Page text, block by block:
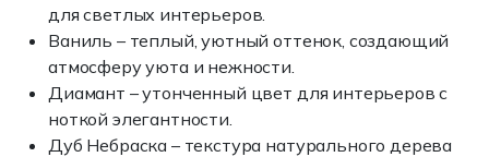
для светлых интерьеров.
Ваниль – теплый, уютный оттенок, создающий
атмосферу уюта и нежности.
Диамант – утонченный цвет для интерьеров с
ноткой элегантности.
Дуб Небраска – текстура натурального дерева